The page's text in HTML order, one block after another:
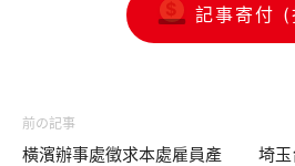
記事寄付 (
前の記事
橫濱辦事處徵求本處雇員產
埼